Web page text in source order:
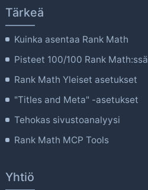
Tärkeä
Kuinka asentaa Rank Math
Pisteet 100/100 Rank Math:ssä
Rank Math Yleiset asetukset
"Titles and Meta" -asetukset
Tehokas sivustoanalyysi
Rank Math MCP Tools
Yhtiö